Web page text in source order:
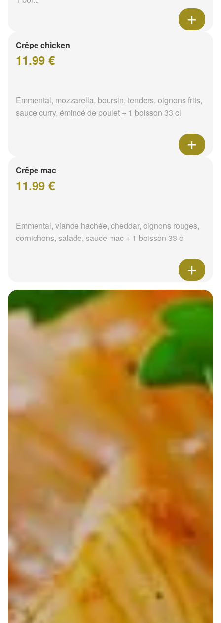
Crêpe chicken
11.99 €
Emmental, mozzarella, boursin, tenders, oignons frits,
sauce curry, émincé de poulet + 1 boisson 33 cl
Crêpe mac
11.99 €
Emmental, viande hachée, cheddar, oignons rouges,
cornichons, salade, sauce mac + 1 boisson 33 cl